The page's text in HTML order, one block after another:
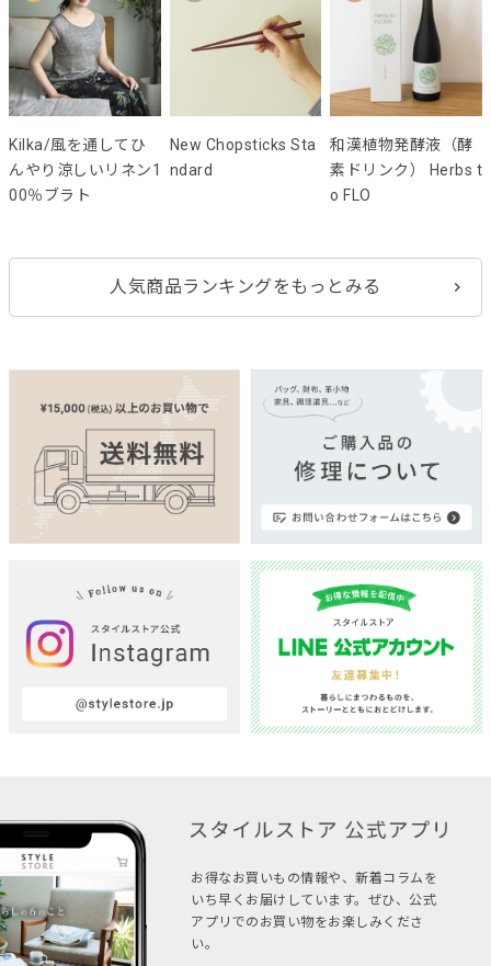
Kilka/風を通してひ
んやり涼しいリネン1
00％ブラト
New Chopsticks Sta
ndard
和漢植物発酵液（酵
素ドリンク） Herbs t
o FLO
人気商品ランキングをもっとみる
お得なお買いもの情報や、新着コラムを
いち早くお届けしています。ぜひ、公式
アプリでのお買い物をお楽しみくださ
い。